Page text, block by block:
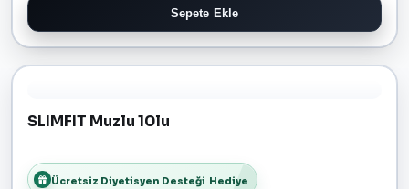
Sepete Ekle
SLIMFIT Muzlu 10lu
Ücretsiz Diyetisyen Desteği Hediye